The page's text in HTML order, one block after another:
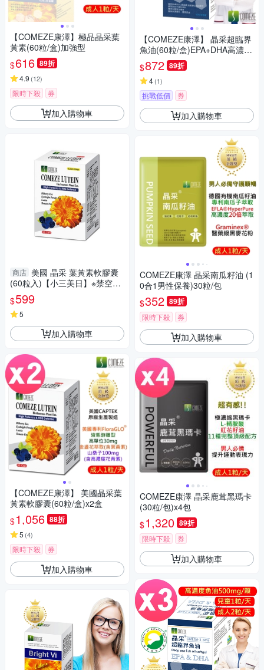
【COMEZE康澤】極品晶采葉
黃素(60粒/盒)加強型
$616 89折
4.9 (12)
限時下殺 券
加入購物車
商店 美國 晶采 葉黃素軟膠囊
(60粒入)【小三美日】※禁空運
D800205
$599
5
加入購物車
【COMEZE康澤】 美國晶采葉
黃素軟膠囊(60粒/盒)x2盒
$1,056 88折
5 (4)
限時下殺 券
加入購物車
【COMEZE康澤】 晶采超臨界
魚油(60粒/盒)EPA+DHA高濃度
80%以上
$872 89折
4(1)
挑戰低價 券
加入購物車
COMEZE康澤 晶采南瓜籽油 (1
0合1男性保養)30粒/包
$352 89折
限時下殺 券
加入購物車
COMEZE康澤 晶采鹿茸黑瑪卡
(30粒/包)x4包
$1,320 89折
限時下殺 券
加入購物車